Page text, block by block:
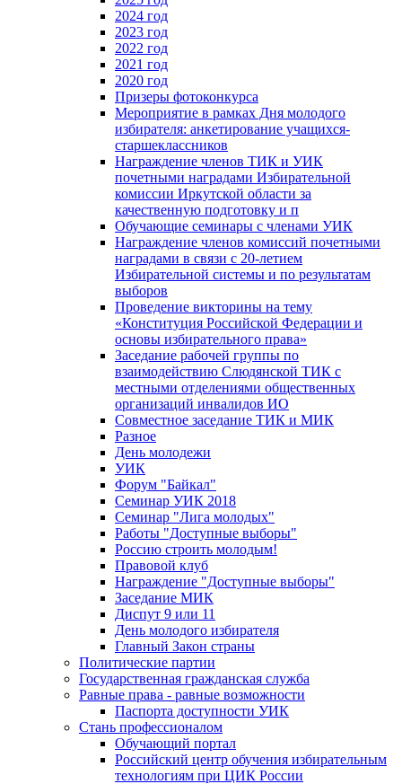
2024 год
2023 год
2022 год
2021 год
2020 год
Призеры фотоконкурса
Мероприятие в рамках Дня молодого
избирателя: анкетирование учащихся-
старшеклассников
Награждение членов ТИК и УИК
почетными наградами Избирательной
комиссии Иркутской области за
качественную подготовку и п
Обучающие семинары с членами УИК
Награждение членов комиссий почетными
наградами в связи с 20-летием
Избирательной системы и по результатам
выборов
Проведение викторины на тему
«Конституция Российской Федерации и
основы избирательного права»
Заседание рабочей группы по
взаимодействию Слюдянской ТИК с
местными отделениями общественных
организаций инвалидов ИО
Совместное заседание ТИК и МИК
Разное
День молодежи
УИК
Форум "Байкал"
Семинар УИК 2018
Семинар "Лига молодых"
Работы "Доступные выборы"
Россию строить молодым!
Правовой клуб
Награждение "Доступные выборы"
Заседание МИК
Диспут 9 или 11
День молодого избирателя
Главный Закон страны
Политические партии
Государственная гражданская служба
Равные права - равные возможности
Паспорта доступности УИК
Стань профессионалом
Обучающий портал
Российский центр обучения избирательным
технологиям при ЦИК России